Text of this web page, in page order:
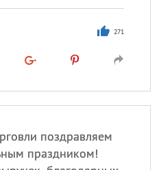
271
поздравляем
праздником!